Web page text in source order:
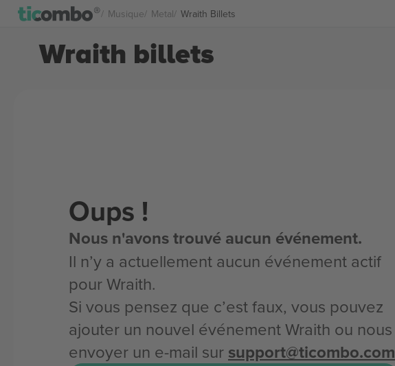
Musique Metal Wraith Billets
Wraith billets
Oups !
Nous n'avons trouvé aucun événement.
Il n’y a actuellement aucun événement actif
pour Wraith.
Si vous pensez que c’est faux, vous pouvez
ajouter un nouvel événement Wraith ou nous
envoyer un e-mail sur support@ticombo.com